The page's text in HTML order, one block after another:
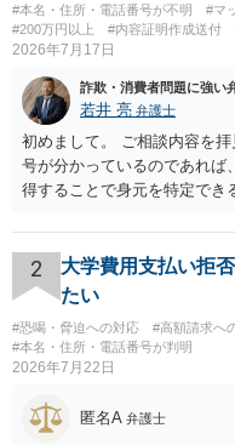
#本名・住所・電話番号が不明 #マ
#200万円以上
#内容証明作成送付
2026年7月17日
詐欺・消費者問題に強い
若井 亮 弁護士
初めまして。 ご相談内容を
号が分かっているのであれば
得することで身元を特定でき
ろです。 LINEについても、
りますが、携帯電話の番号
を特定した後は、返金の理
本的に贈与に該当する場合
当方に返金の理屈があるかど
た金額について、裏付けがあ
からスタートすることにな
ことの立証は簡単ではあり
2
大学費用支払い拒
たい
#恐喝・脅迫への対応 #高額請求へ
#本名・住所・電話番号が判明
2026年7月22日
匿名A 弁護士